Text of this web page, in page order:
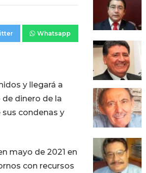
Whatsapp
y llegará a
dinero de la
condenas y
mayo de 2021 en
con recursos